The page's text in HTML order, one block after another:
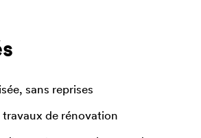
sans reprises
travaux de rénovation